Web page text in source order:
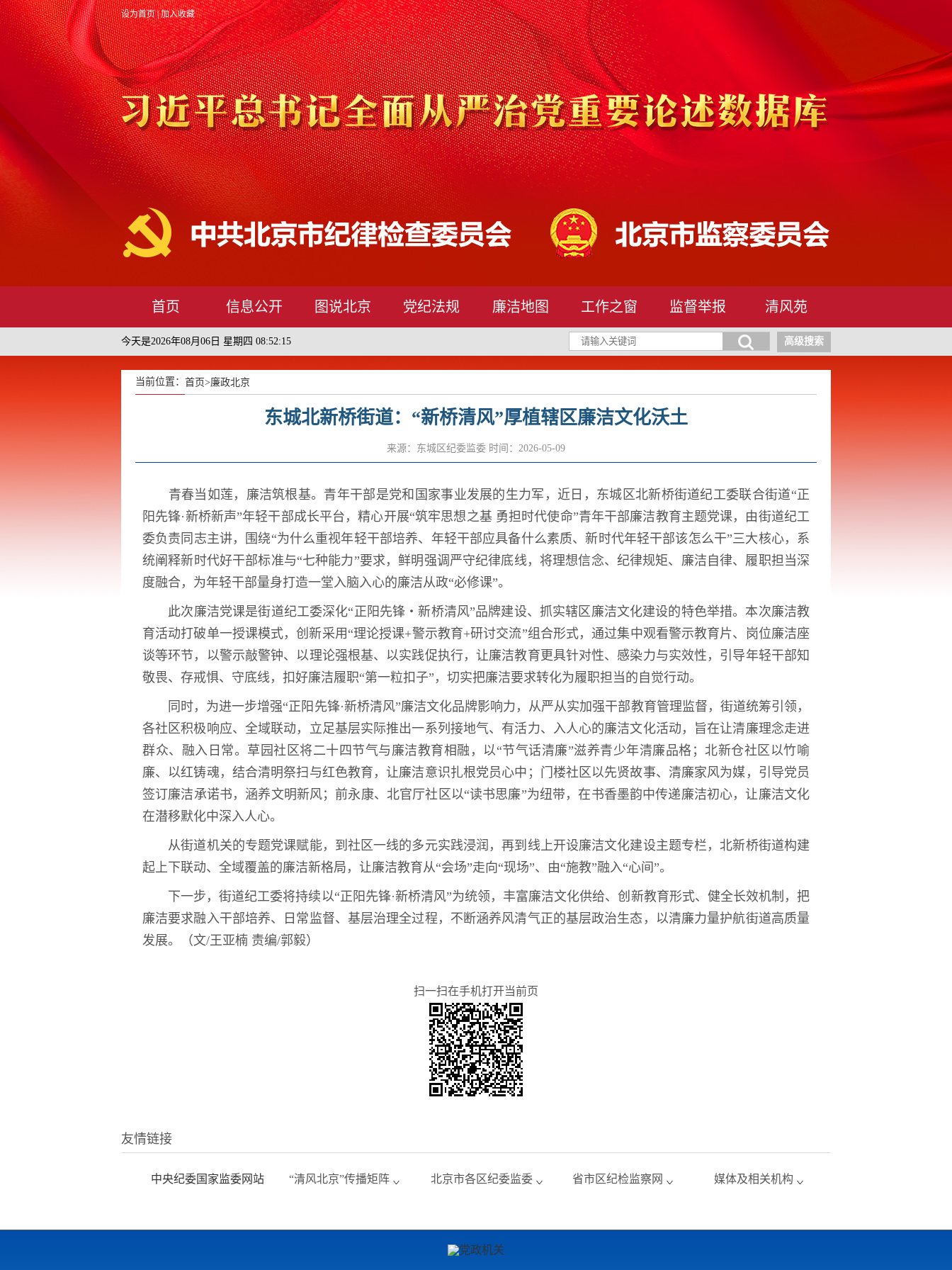
设为首页|加入收藏
首页 信息公开 图说北京 党纪法规 廉洁地图 工作之窗 监督举报 清风苑
今天是2026年08月06日 星期四 08:52:15 高级搜索
当前位置： 首页>廉政北京
东城北新桥街道：“新桥清风”厚植辖区廉洁文化沃土
来源：东城区纪委监委 时间：2026-05-09
青春当如莲，廉洁筑根基。青年干部是党和国家事业发展的生力军，近日，东城区北新桥街道纪工委联合街道“正
阳先锋·新桥新声”年轻干部成长平台，精心开展“筑牢思想之基 勇担时代使命”青年干部廉洁教育主题党课，由街道纪工
委负责同志主讲，围绕“为什么重视年轻干部培养、年轻干部应具备什么素质、新时代年轻干部该怎么干”三大核心，系
统阐释新时代好干部标准与“七种能力”要求，鲜明强调严守纪律底线，将理想信念、纪律规矩、廉洁自律、履职担当深
度融合，为年轻干部量身打造一堂入脑入心的廉洁从政“必修课”。
此次廉洁党课是街道纪工委深化“正阳先锋・新桥清风”品牌建设、抓实辖区廉洁文化建设的特色举措。本次廉洁教
育活动打破单一授课模式，创新采用“理论授课+警示教育+研讨交流”组合形式，通过集中观看警示教育片、岗位廉洁座
谈等环节，以警示敲警钟、以理论强根基、以实践促执行，让廉洁教育更具针对性、感染力与实效性，引导年轻干部知
敬畏、存戒惧、守底线，扣好廉洁履职“第一粒扣子”，切实把廉洁要求转化为履职担当的自觉行动。
同时，为进一步增强“正阳先锋·新桥清风”廉洁文化品牌影响力，从严从实加强干部教育管理监督，街道统筹引领，
各社区积极响应、全域联动，立足基层实际推出一系列接地气、有活力、入人心的廉洁文化活动，旨在让清廉理念走进
群众、融入日常。草园社区将二十四节气与廉洁教育相融，以“节气话清廉”滋养青少年清廉品格；北新仓社区以竹喻
廉、以红铸魂，结合清明祭扫与红色教育，让廉洁意识扎根党员心中；门楼社区以先贤故事、清廉家风为媒，引导党员
签订廉洁承诺书，涵养文明新风；前永康、北官厅社区以“读书思廉”为纽带，在书香墨韵中传递廉洁初心，让廉洁文化
在潜移默化中深入人心。
从街道机关的专题党课赋能，到社区一线的多元实践浸润，再到线上开设廉洁文化建设主题专栏，北新桥街道构建
起上下联动、全域覆盖的廉洁新格局，让廉洁教育从“会场”走向“现场”、由“施教”融入“心间”。
下一步，街道纪工委将持续以“正阳先锋·新桥清风”为统领，丰富廉洁文化供给、创新教育形式、健全长效机制，把
廉洁要求融入干部培养、日常监督、基层治理全过程，不断涵养风清气正的基层政治生态，以清廉力量护航街道高质量
发展。（文/王亚楠 责编/郭毅）
扫一扫在手机打开当前页
友情链接
中央纪委国家监委网站 “清风北京”传播矩阵 北京市各区纪委监委 省市区纪检监察网 媒体及相关机构